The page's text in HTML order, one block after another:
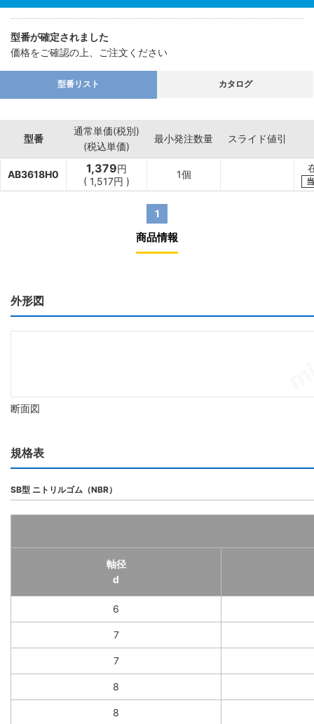
型番が確定されました
価格をご確認の上、ご注文ください
型番リスト カタログ
型番
通常単価(税別)
(税込単価)
最小発注数量 スライド値引
AB3618H0 1,379円
( 1,517円 )
1個
1
商品情報
外形図
断面図
規格表
SB型 ニトリルゴム（NBR）
軸径
d
6
7
7
8
8